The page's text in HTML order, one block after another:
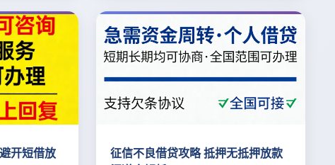
开短借放
征信不良借贷攻略 抵押无抵押放款